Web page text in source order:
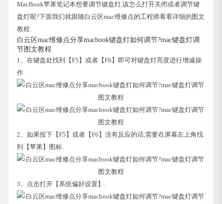
MacBook苹果笔记本想要调节键盘灯,该怎么打开关闭或者调节键
盘灯呢?下面我们就跟随白云区mac维修点的工程师看看详细的图文
教程.
白云区mac维修点分享macbook键盘灯如何调节?mac键盘灯调
节图文教程
1、在键盘处找到【F5】或者【F6】即可对键盘灯亮度进行增减操
作.
2、如果按下【F5】或者【F6】没有反应的话,需要在屏幕左上角找
到【苹果】图标.
3、点击打开【系统偏好设置】.